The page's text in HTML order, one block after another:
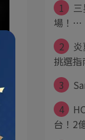
1
場！⋯
2
挑選指
3
4
台！2